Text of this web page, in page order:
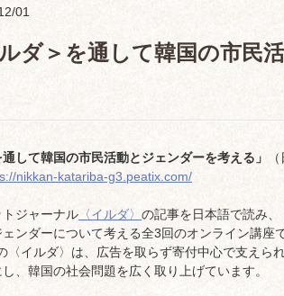
01
ルダ＞を通して韓国の市民
通して韓国の市民活動とジェンダーを考える」
nikkan-katariba-g3.peatix.com/
ジャーナル 〈イルダ〉 の記事を日本語で読み、
ンダーについて考える全3回のオンライン講座で
〈イルダ〉は、広告を取らず寄付中心で支えら
、韓国の社会問題を広く取り上げています。